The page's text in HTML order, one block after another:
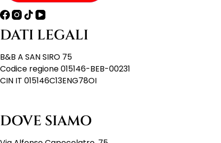
DATI LEGALI
B&B A SAN SIRO 75
Codice regione 015146-BEB-00231
CIN IT 015146C13ENG78OI
DOVE SIAMO